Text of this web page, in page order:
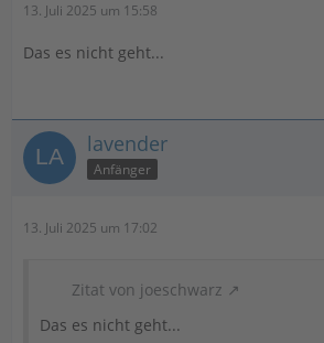
13. Juli 2025 um 15:58
Das es nicht geht...
lavender
Anfänger
13. Juli 2025 um 17:02
Zitat von joeschwarz
Das es nicht geht...